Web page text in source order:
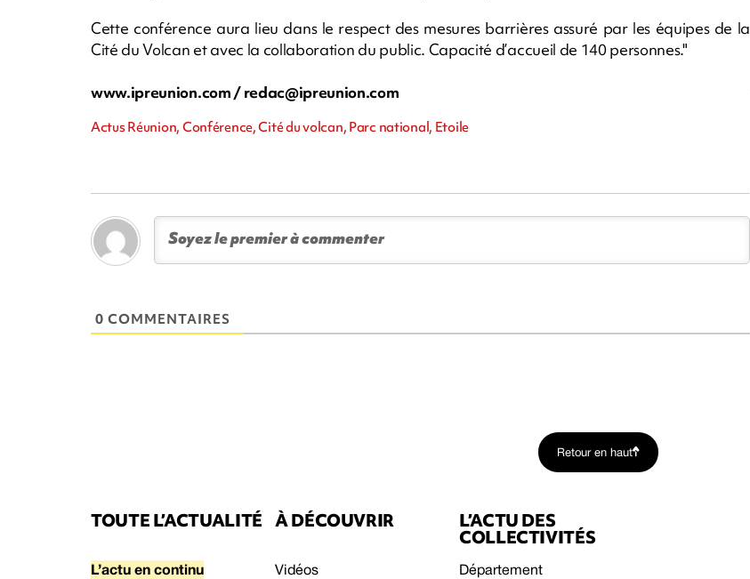
Cette conférence aura lieu dans le respect des mesures barrières assuré par les équipes de la
Cité du Volcan et avec la collaboration du public. Capacité d’accueil de 140 personnes."
www.ipreunion.com /redac@ipreunion.com
Actus Réunion, Conférence, Cité du volcan, Parc national, Etoile
0 COMMENTAIRES
Retour en haut
TOUTE L’ACTUALITÉ
L’actu en continu
À DÉCOUVRIR
Vidéos
L’ACTU DES
COLLECTIVITÉS
Département